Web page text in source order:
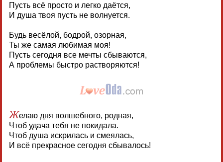
Пусть всё просто и легко даётся,
И душа твоя пусть не волнуется.
Будь весёлой, бодрой, озорная,
Ты же самая любимая моя!
Пусть сегодня все мечты сбываются,
А проблемы быстро растворяются!
Желаю дня волшебного, родная,
Чтоб удача тебя не покидала.
Чтоб душа искрилась и смеялась,
И всё прекрасное сегодня сбывалось!